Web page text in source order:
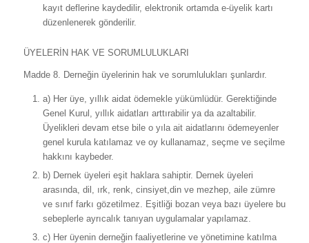
kayıt deflerine kaydedilir, elektronik ortamda e-üyelik kartı
düzenlenerek gönderilir.
ÜYELERİN HAK VE SORUMLULUKLARI
Madde 8. Derneğin üyelerinin hak ve sorumlulukları şunlardır.
a) Her üye, yıllık aidat ödemekle yükümlüdür. Gerektiğinde
Genel Kurul, yıllık aidatları arttırabilir ya da azaltabilir.
Üyelikleri devam etse bile o yıla ait aidatlarını ödemeyenler
genel kurula katılamaz ve oy kullanamaz, seçme ve seçilme
hakkını kaybeder.
b) Dernek üyeleri eşit haklara sahiptir. Dernek üyeleri
arasında, dil, ırk, renk, cinsiyet,din ve mezhep, aile zümre
ve sınıf farkı gözetilmez. Eşitliği bozan veya bazı üyelere bu
sebeplerle ayrıcalık tanıyan uygulamalar yapılamaz.
c) Her üyenin derneğin faaliyetlerine ve yönetimine katılma